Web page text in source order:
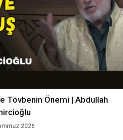
Tövbenin Önemi | Abdullah
2026